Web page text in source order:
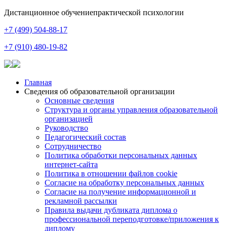
Дистанционное обучениепрактической психологии
+7 (499) 504-88-17
+7 (910) 480-19-82
Главная
Сведения об образовательной организации
Основные сведения
Структура и органы управления образовательной
организацией
Руководство
Педагогический состав
Сотрудничество
Политика обработки персональных данных
интернет-сайта
Политика в отношении файлов cookie
Согласие на обработку персональных данных
Согласие на получение информационной и
рекламной рассылки
Правила выдачи дубликата диплома о
профессиональной переподготовке/приложения к
диплому